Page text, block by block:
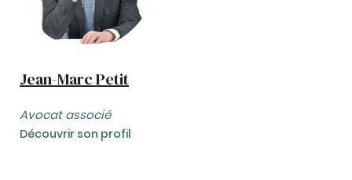
Jean-Marc Petit
Avocat associé
Découvrir son profil